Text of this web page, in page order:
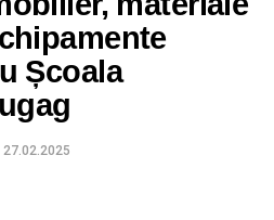
Școala
27.02.2025